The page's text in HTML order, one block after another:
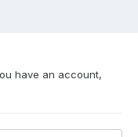
have an account,